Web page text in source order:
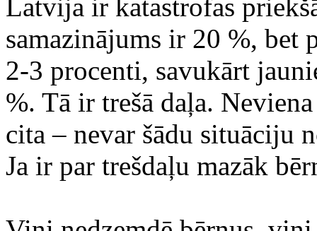
Latvija ir katastrofas
samazinājums ir 20 %, bet
2-3 procenti, savukārt
%. Tā ir trešā daļa.
cita – nevar šādu situāciju
Ja ir par trešdaļu mazāk